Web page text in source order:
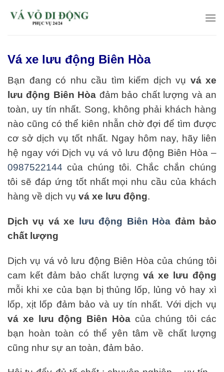
Vá xe lưu động Biên Hòa
Bạn đang có nhu cầu tìm kiếm dịch vụ vá xe
lưu động Biên Hòa đảm bảo chất lượng và an
toàn, uy tín nhất. Song, không phải khách hàng
nào cũng có thể kiên nhẫn chờ đợi để tìm được
cơ sở dịch vụ tốt nhất. Ngay hôm nay, hãy liên
hệ ngay với Dịch vụ vá vỏ lưu động Biên Hòa –
0987522144 của chúng tôi. Chắc chắn chúng
tôi sẽ đáp ứng tốt nhất mọi nhu cầu của khách
hàng về dịch vụ vá xe lưu động.
Dịch vụ vá xe lưu động Biên Hòa đảm bảo
chất lượng
Dịch vụ vá vỏ lưu động Biên Hòa của chúng tôi
cam kết đảm bảo chất lượng vá xe lưu động
mỗi khi xe của bạn bị thủng lốp, lủng vỏ hay xì
lốp, xịt lốp đảm bảo và uy tín nhất. Với dịch vụ
vá xe lưu động Biên Hòacủa chúng tôi các
bạn hoàn toàn có thể yên tâm về chất lượng
cũng như sự an toàn, đảm bảo.